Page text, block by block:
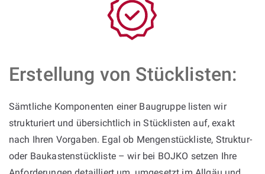
Erstellung von Stücklisten:
Sämtliche Komponenten einer Baugruppe listen wir
strukturiert und übersichtlich in Stücklisten auf, exakt
nach Ihren Vorgaben. Egal ob Mengenstückliste, Struktur-
oder Baukastenstückliste – wir bei BOJKO setzen Ihre